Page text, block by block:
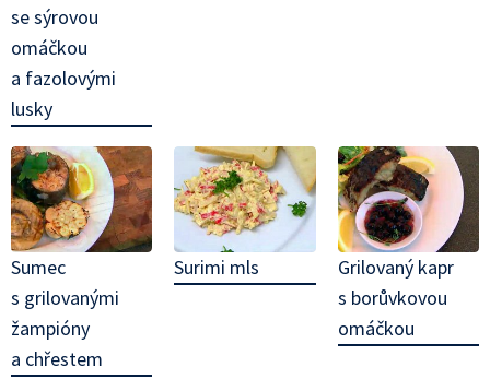
se sýrovou
omáčkou
a fazolovými
lusky
Sumec
s grilovanými
žampióny
a chřestem
Surimi mls
Grilovaný kapr
s borůvkovou
omáčkou